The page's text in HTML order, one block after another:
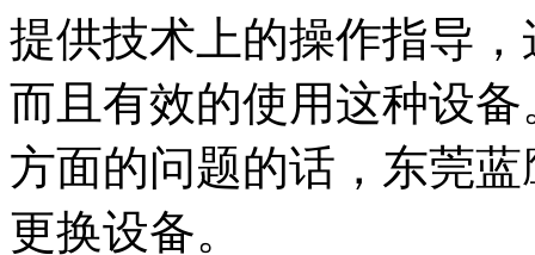
提供技术上的操作指导
而且有效的使用这种设
方面的问题的话，东莞
更换设备。